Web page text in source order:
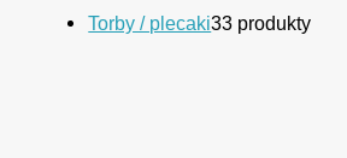
Torby / plecaki33 produkty